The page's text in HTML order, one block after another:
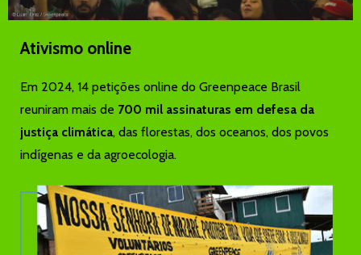
Ativismo online
Em 2024, 14 petições online do Greenpeace Brasil
reuniram mais de 700 mil assinaturas em defesa da
justiça climática, das florestas, dos oceanos, dos povos
indígenas e da agroecologia.